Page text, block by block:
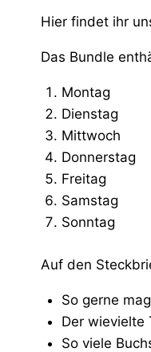
Hier findet ihr
Das Bundle
Montag
Dienstag
Mittwoch
Donnerstag
Freitag
Samstag
Sonntag
Auf den
So gerne
Der wievielte
So viele